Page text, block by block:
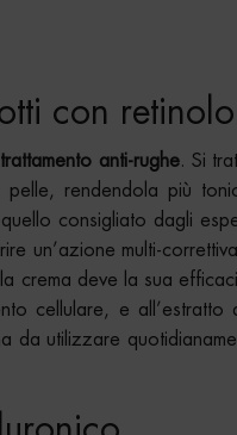
con retinolo
trattamento anti-rughe. Si
pelle, rendendola più
consigliato dagli
un’azione multi-
crema deve la sua
cellulare, e
da utilizzare